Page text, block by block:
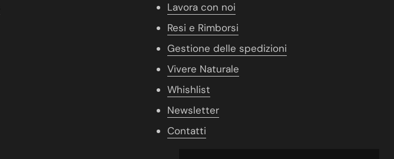
Lavora con noi
Resi e Rimborsi
Gestione delle spedizioni
Vivere Naturale
Whishlist
Newsletter
Contatti